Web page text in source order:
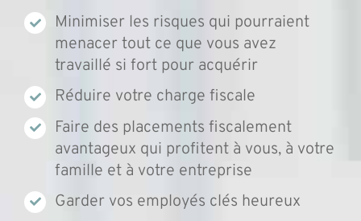
Minimiser les risques qui pourraient
menacer tout ce que vous avez
travaillé si fort pour acquérir
Réduire votre charge fiscale
Faire des placements fiscalement
avantageux qui profitent à vous, à votre
famille et à votre entreprise
Garder vos employés clés heureux